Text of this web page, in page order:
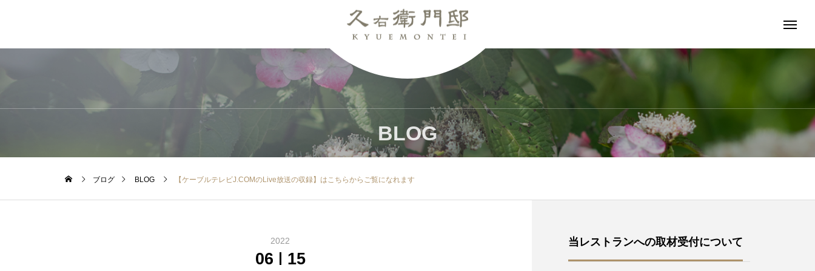
BLOG
ブログ BLOG 【ケーブルテレビJ.COMのLive放送の収録】はこちらからご覧になれます
2022
06 15
当レストランへの取材受付について